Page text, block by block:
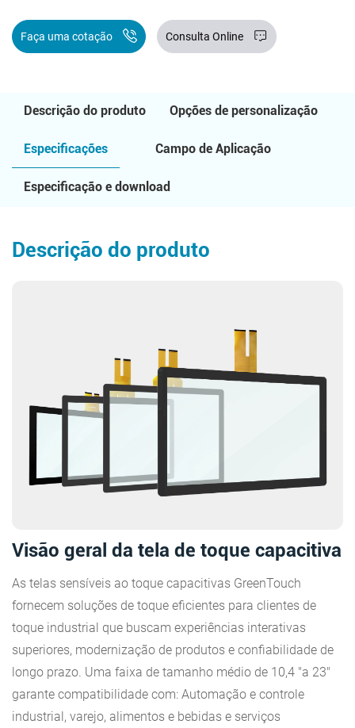
Faça uma cotação Consulta Online
Descrição do produto Opções de personalização
Especificações Campo de Aplicação
Especificação e download
Descrição do produto
Visão geral da tela de toque capacitiva
As telas sensíveis ao toque capacitivas GreenTouch
fornecem soluções de toque eficientes para clientes de
toque industrial que buscam experiências interativas
superiores, modernização de produtos e confiabilidade de
longo prazo. Uma faixa de tamanho médio de 10,4 "a 23"
garante compatibilidade com: Automação e controle
industrial, varejo, alimentos e bebidas e serviços